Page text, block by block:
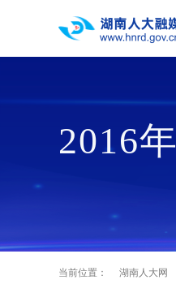
2016
当前位置： 湖南人大网